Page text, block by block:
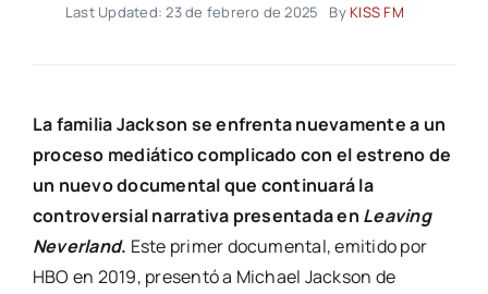
Last Updated: 23 de febrero de 2025 By KISS FM
La familia Jackson se enfrenta nuevamente a un
proceso mediático complicado con el estreno de
un nuevo documental que continuará la
controversial narrativa presentada en Leaving
Neverland. Este primer documental, emitido por
HBO en 2019, presentó a Michael Jackson de